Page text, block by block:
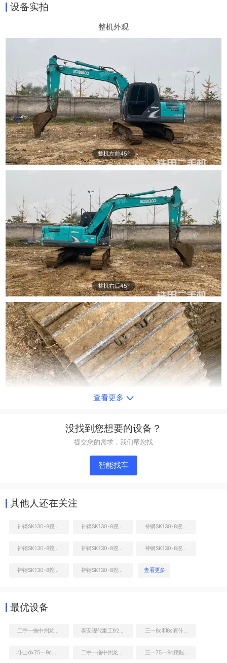
设备实拍
整机外观
整机左前45°
整机右后45°
液压泵舱室正面整体
查看更多
没找到您想要的设备？
提交您的需求，我们帮您找
智能找车
其他人还在关注
查看更多
最优设备
泰安现代重工92装载机 三一8c和8s有什么区别